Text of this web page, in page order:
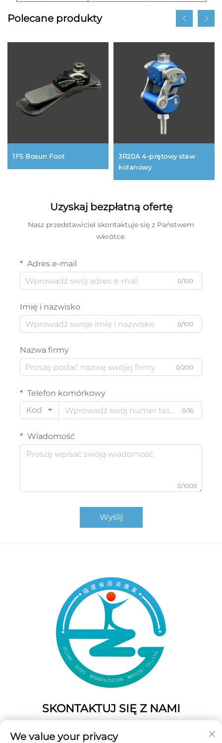
Polecane produkty
1FS Bosun Foot
3R20A 4-prętowy staw
kolanowy
Uzyskaj bezpłatną ofertę
Nasz przedstawiciel skontaktuje się z Państwem
wkrótce.
Adres e-mail
0/100
Imię i nazwisko
0/100
Nazwa firmy
0/200
Telefon komórkowy
Kod
0/16
Wiadomość
0/1000
Wyślij
SKONTAKTUJ SIĘ Z NAMI
Chiny
We value your privacy